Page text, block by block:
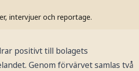
intervjuer och reportage.
positivt till bolagets
Genom förvärvet samlas två